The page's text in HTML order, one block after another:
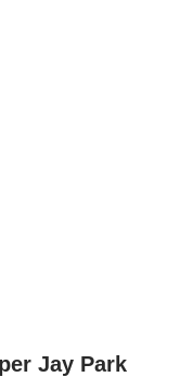
Jay Park